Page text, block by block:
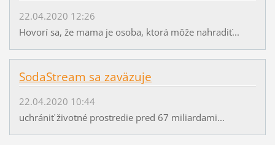
22.04.2020 12:26
Hovorí sa, že mama je osoba, ktorá môže nahradiť...
SodaStream sa zaväzuje
22.04.2020 10:44
uchrániť životné prostredie pred 67 miliardami...